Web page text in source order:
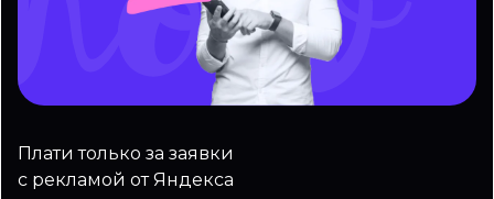
Плати только за заявки
с рекламой от Яндекса